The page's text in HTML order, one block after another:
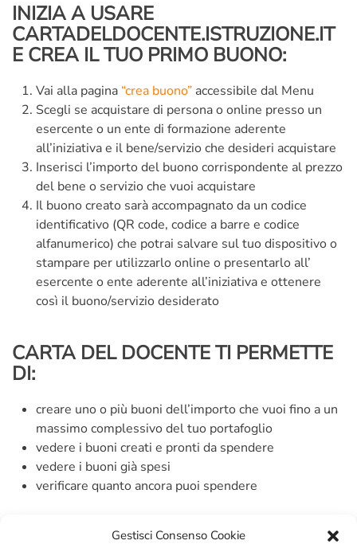
Gestisci Consenso Cookie
INIZIA A USARE
CARTADELDOCENTE.ISTRUZIONE.IT
E CREA IL TUO PRIMO BUONO:
Vai alla pagina “crea buono” accessibile dal Menu
Scegli se acquistare di persona o online presso un
esercente o un ente di formazione aderente
all’iniziativa e il bene/servizio che desideri acquistare
Inserisci l’importo del buono corrispondente al prezzo
del bene o servizio che vuoi acquistare
Il buono creato sarà accompagnato da un codice
identificativo (QR code, codice a barre e codice
alfanumerico) che potrai salvare sul tuo dispositivo o
stampare per utilizzarlo online o presentarlo all’
esercente o ente aderente all’iniziativa e ottenere
così il buono/servizio desiderato
CARTA DEL DOCENTE TI PERMETTE
DI:
creare uno o più buoni dell’importo che vuoi fino a un
massimo complessivo del tuo portafoglio
vedere i buoni creati e pronti da spendere
vedere i buoni già spesi
verificare quanto ancora puoi spendere